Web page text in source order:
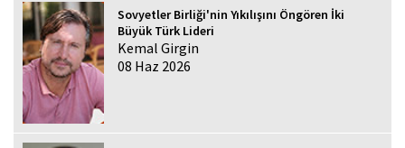
Sovyetler Birliği'nin Yıkılışını Öngören İki
Büyük Türk Lideri
Kemal Girgin
08 Haz 2026